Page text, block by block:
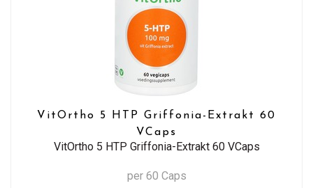
VitOrtho 5 HTP Griffonia-Extrakt 60
VCaps
VitOrtho 5 HTP Griffonia-Extrakt 60 VCaps
per 60 Caps